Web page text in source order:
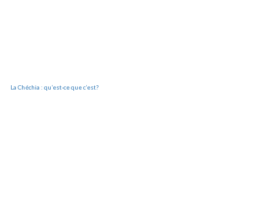
La Chéchia : qu’est-ce que c’est?